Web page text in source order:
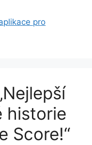
pro
historie
Score!“